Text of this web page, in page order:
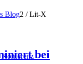
Blog2 / Lit-X
bei